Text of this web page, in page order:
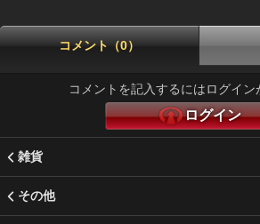
コメント（0）
コメントを記入するにはログイン
ログイン
雑貨
その他